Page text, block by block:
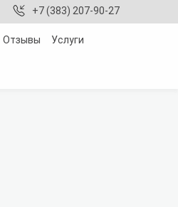
+7 (383) 207-90-27
Отзывы Услуги